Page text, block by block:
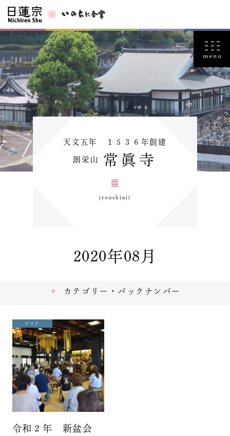
天文五年 １５３６年創建
朗栄山 常眞寺
jyoushinji
2020年08月
ブログ
令和２年 新盆会
カテゴリー・バックナンバー